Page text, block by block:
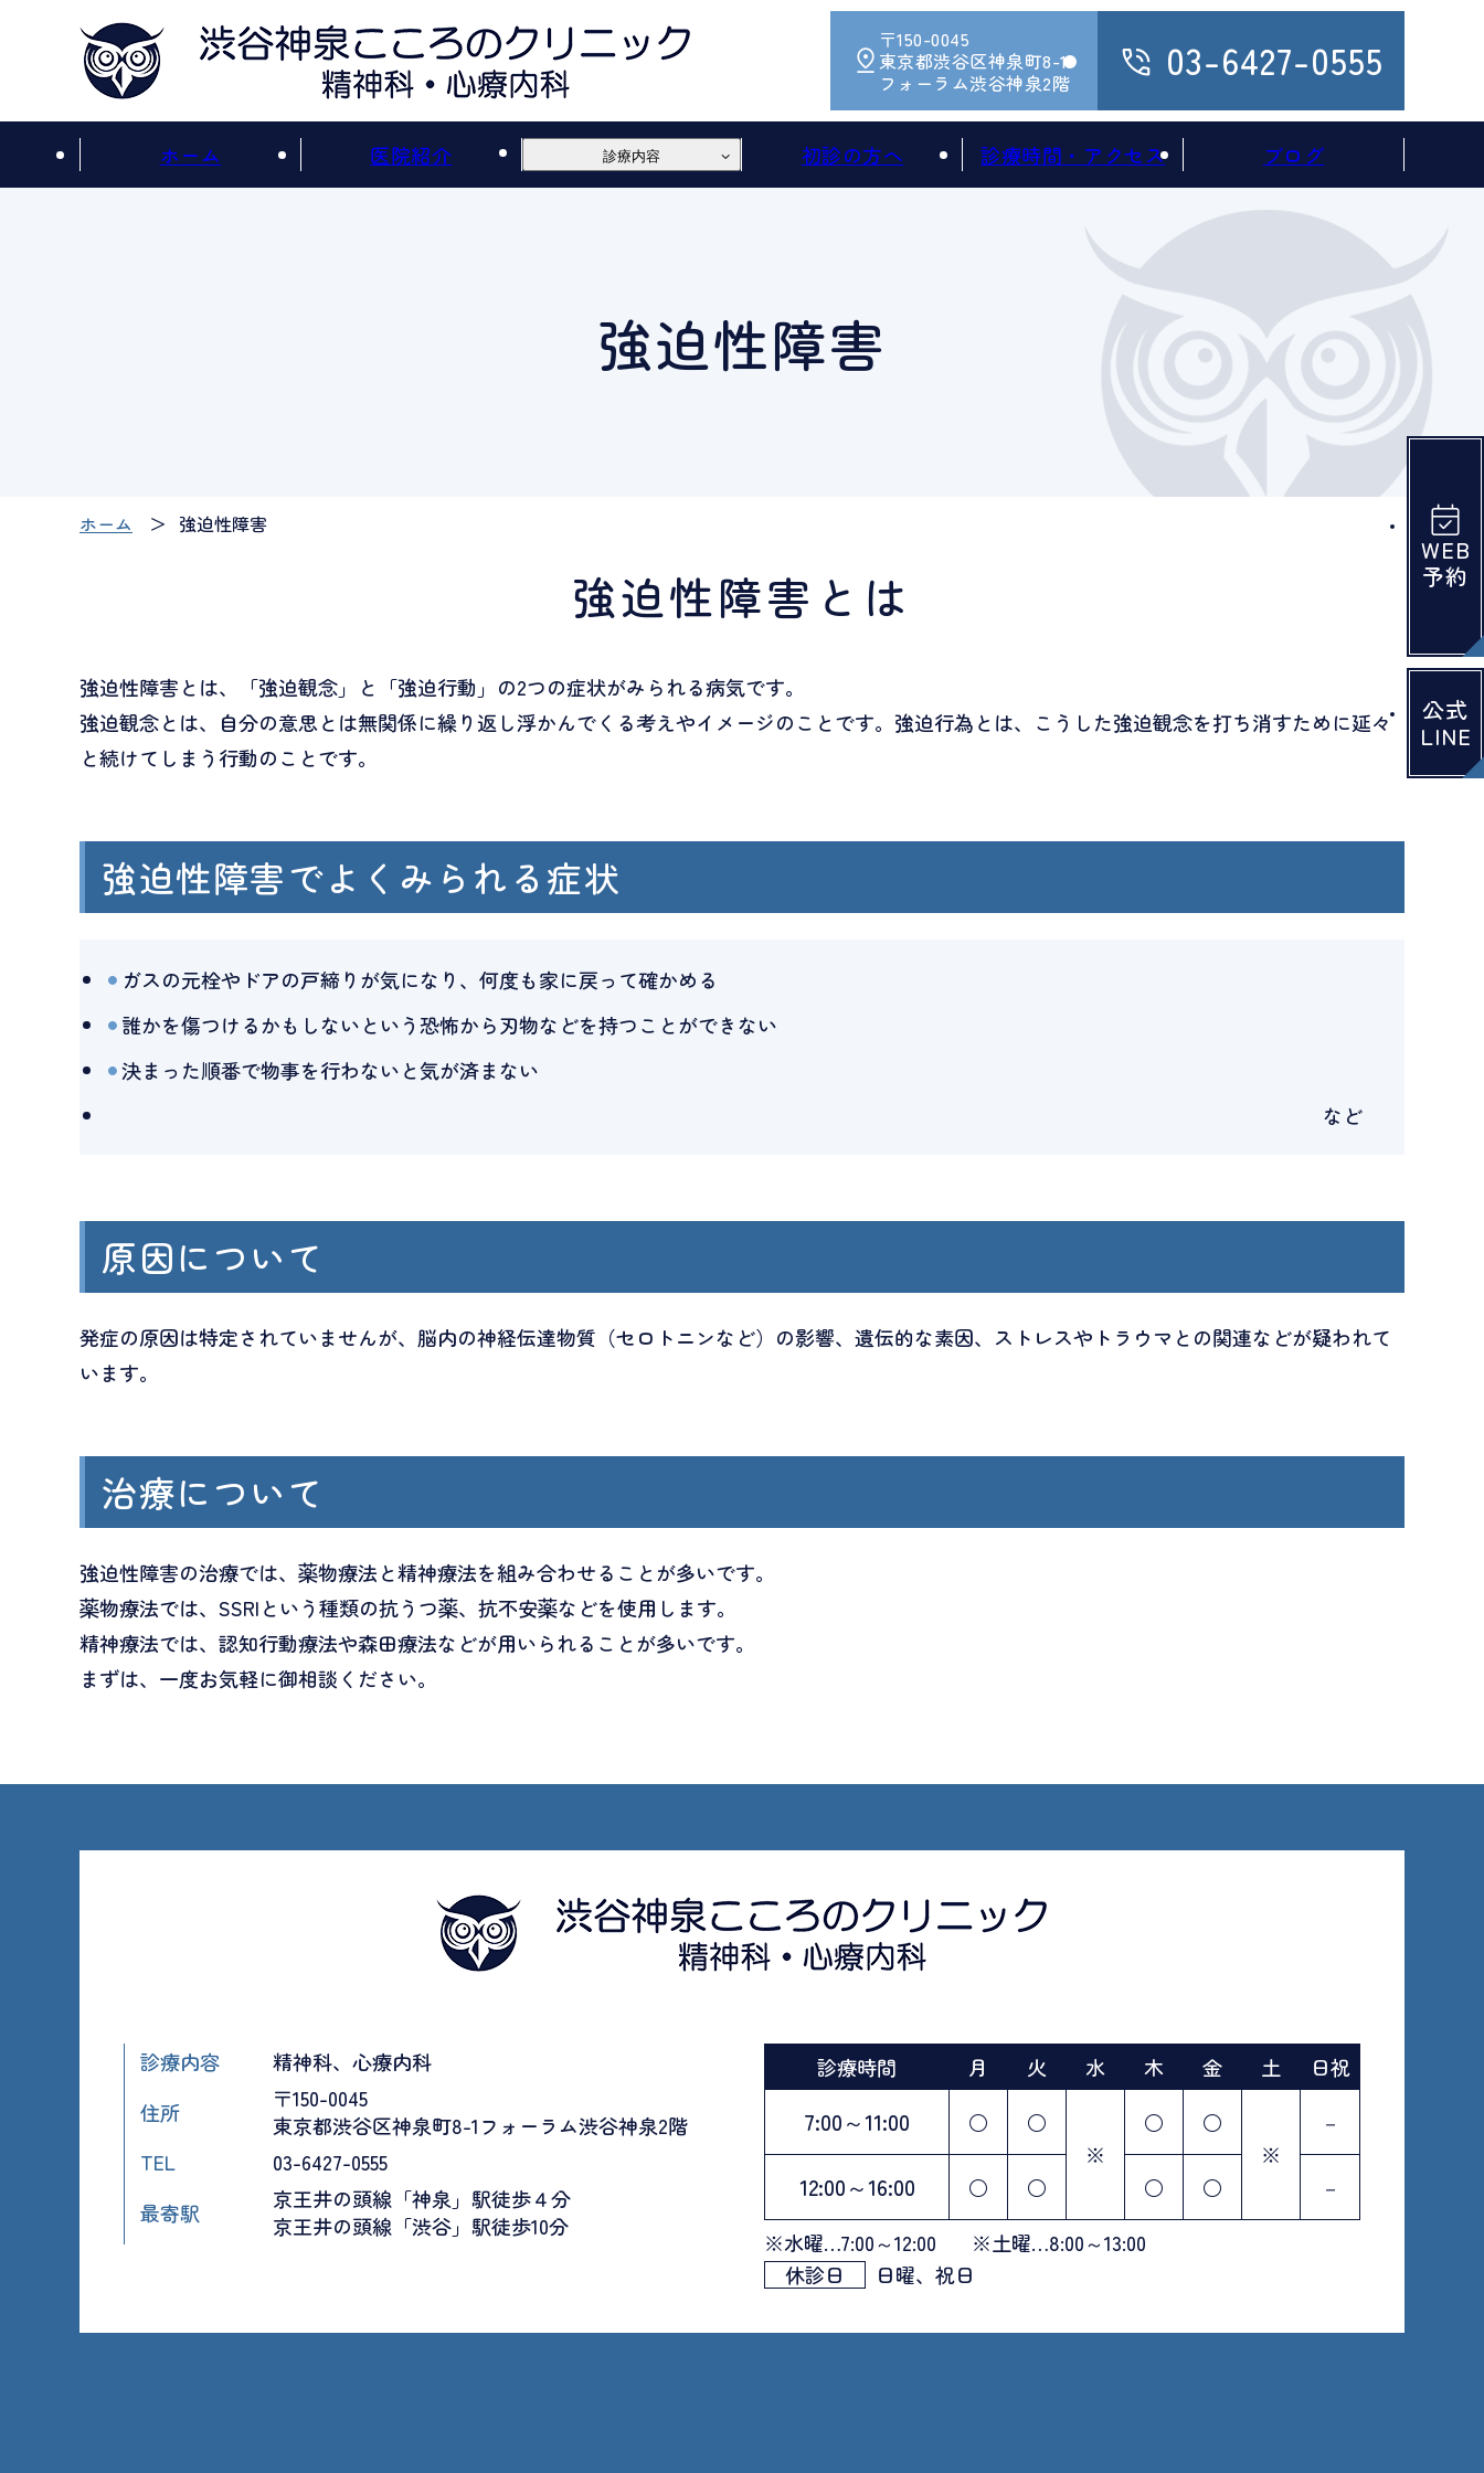
〒150-0045
東京都渋谷区神泉町8-1
フォーラム渋谷神泉2階
03-6427-0555
ホーム 医院紹介 診療内容 初診の方へ 診療時間・アクセス ブログ
強迫性障害
WEB
予約
公式
LINE
ホーム 強迫性障害
強迫性障害とは
強迫性障害とは、「強迫観念」と「強迫行動」の2つの症状がみられる病気です。
強迫観念とは、自分の意思とは無関係に繰り返し浮かんでくる考えやイメージのことです。強迫行為とは、こうした強迫観念を打ち消すために延々
と続けてしまう行動のことです。
強迫性障害でよくみられる症状
ガスの元栓やドアの戸締りが気になり、何度も家に戻って確かめる
誰かを傷つけるかもしないという恐怖から刃物などを持つことができない
決まった順番で物事を行わないと気が済まない
など
原因について
発症の原因は特定されていませんが、脳内の神経伝達物質（セロトニンなど）の影響、遺伝的な素因、ストレスやトラウマとの関連などが疑われて
います。
治療について
強迫性障害の治療では、薬物療法と精神療法を組み合わせることが多いです。
薬物療法では、SSRIという種類の抗うつ薬、抗不安薬などを使用します。
精神療法では、認知行動療法や森田療法などが用いられることが多いです。
まずは、一度お気軽に御相談ください。
診療内容
精神科、心療内科
住所
〒150-0045
東京都渋谷区神泉町8-1フォーラム渋谷神泉2階
TEL
03-6427-0555
最寄駅
京王井の頭線「神泉」駅徒歩４分
京王井の頭線「渋谷」駅徒歩10分
※水曜…7:00～12:00
※土曜…8:00～13:00
休診日
日曜、祝日
診療時間 月 火 水 木 金 土 日祝
7:00～11:00 ○
○
※
○
○
※
－
12:00～16:00 ○ ○ ○ ○ －